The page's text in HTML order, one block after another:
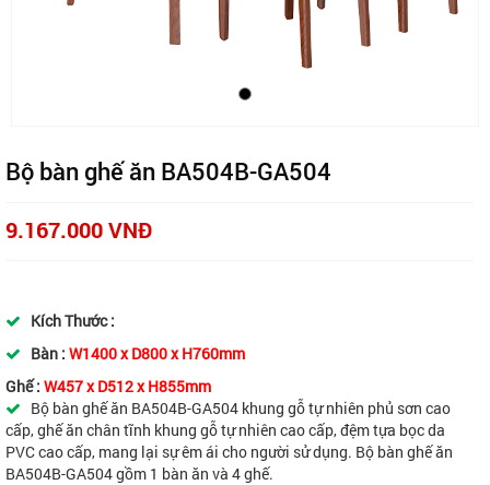
Bộ bàn ghế ăn BA504B-GA504
9.167.000 VNĐ
Kích Thước :
Bàn : W1400 x D800 x H760mm
Ghế : W457 x D512 x H855mm
Bộ bàn ghế ăn BA504B-GA504 khung gỗ tự nhiên phủ sơn cao
cấp, ghế ăn chân tĩnh khung gỗ tự nhiên cao cấp, đệm tựa bọc da
PVC cao cấp, mang lại sự êm ái cho người sử dụng. Bộ bàn ghế ăn
BA504B-GA504 gồm 1 bàn ăn và 4 ghế.